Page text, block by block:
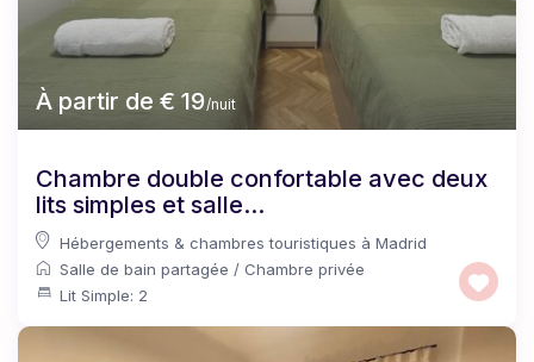
À partir de € 19/nuit
Chambre double confortable avec deux
lits simples et salle...
Hébergements & chambres touristiques à Madrid
Salle de bain partagée /Chambre privée
Lit Simple: 2